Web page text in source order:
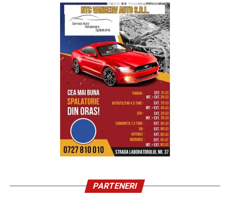
PARTENERI